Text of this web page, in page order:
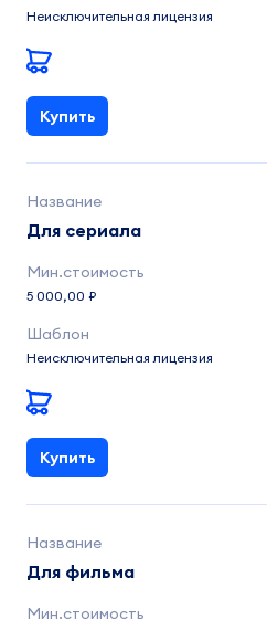
Неисключительная лицензия
Купить
Для сериала
5 000,00 ₽
Неисключительная лицензия
Купить
Для фильма